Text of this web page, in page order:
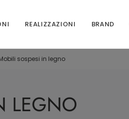
REALIZZAZIONI BRAND
sospesi in legno
LEGNO